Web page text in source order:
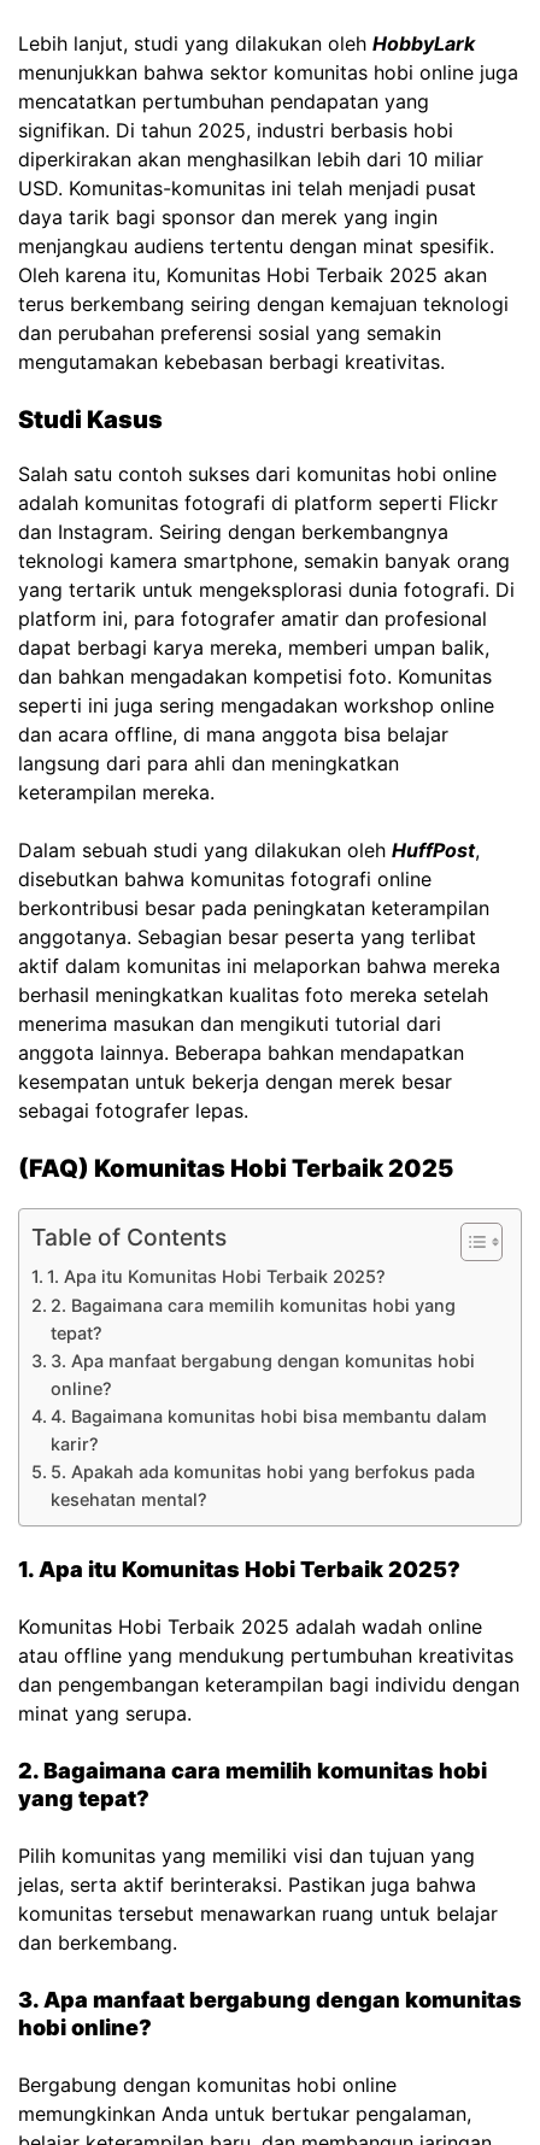
Lebih lanjut, studi yang dilakukan oleh HobbyLark
menunjukkan bahwa sektor komunitas hobi online juga
mencatatkan pertumbuhan pendapatan yang
signifikan. Di tahun 2025, industri berbasis hobi
diperkirakan akan menghasilkan lebih dari 10 miliar
USD. Komunitas-komunitas ini telah menjadi pusat
daya tarik bagi sponsor dan merek yang ingin
menjangkau audiens tertentu dengan minat spesifik.
Oleh karena itu, Komunitas Hobi Terbaik 2025 akan
terus berkembang seiring dengan kemajuan teknologi
dan perubahan preferensi sosial yang semakin
mengutamakan kebebasan berbagi kreativitas.
Studi Kasus
Salah satu contoh sukses dari komunitas hobi online
adalah komunitas fotografi di platform seperti Flickr
dan Instagram. Seiring dengan berkembangnya
teknologi kamera smartphone, semakin banyak orang
yang tertarik untuk mengeksplorasi dunia fotografi. Di
platform ini, para fotografer amatir dan profesional
dapat berbagi karya mereka, memberi umpan balik,
dan bahkan mengadakan kompetisi foto. Komunitas
seperti ini juga sering mengadakan workshop online
dan acara offline, di mana anggota bisa belajar
langsung dari para ahli dan meningkatkan
keterampilan mereka.
Dalam sebuah studi yang dilakukan oleh HuffPost,
disebutkan bahwa komunitas fotografi online
berkontribusi besar pada peningkatan keterampilan
anggotanya. Sebagian besar peserta yang terlibat
aktif dalam komunitas ini melaporkan bahwa mereka
berhasil meningkatkan kualitas foto mereka setelah
menerima masukan dan mengikuti tutorial dari
anggota lainnya. Beberapa bahkan mendapatkan
kesempatan untuk bekerja dengan merek besar
sebagai fotografer lepas.
(FAQ) Komunitas Hobi Terbaik 2025
Table of Contents
1. Apa itu Komunitas Hobi Terbaik 2025?
2. Bagaimana cara memilih komunitas hobi yang
tepat?
3. Apa manfaat bergabung dengan komunitas hobi
online?
4. Bagaimana komunitas hobi bisa membantu dalam
karir?
5. Apakah ada komunitas hobi yang berfokus pada
kesehatan mental?
1. Apa itu Komunitas Hobi Terbaik 2025?
Komunitas Hobi Terbaik 2025 adalah wadah online
atau offline yang mendukung pertumbuhan kreativitas
dan pengembangan keterampilan bagi individu dengan
minat yang serupa.
2. Bagaimana cara memilih komunitas hobi
yang tepat?
Pilih komunitas yang memiliki visi dan tujuan yang
jelas, serta aktif berinteraksi. Pastikan juga bahwa
komunitas tersebut menawarkan ruang untuk belajar
dan berkembang.
3. Apa manfaat bergabung dengan komunitas
hobi online?
Bergabung dengan komunitas hobi online
memungkinkan Anda untuk bertukar pengalaman,